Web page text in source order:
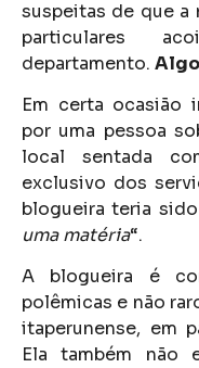
suspeitas de que a
particulares
departamento.
Em certa ocasião
por uma pessoa
local sentada
exclusivo dos
blogueira teria sido
uma matéria“.
A blogueira é
polêmicas e não
itaperunense, em
Ela também não